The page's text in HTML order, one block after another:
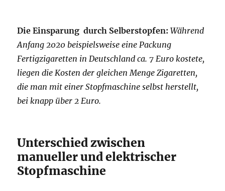
Die Einsparung durch Selberstopfen: Während
Anfang 2020 beispielsweise eine Packung
Fertigzigaretten in Deutschland ca. 7 Euro kostete,
liegen die Kosten der gleichen Menge Zigaretten,
die man mit einer Stopfmaschine selbst herstellt,
bei knapp über 2 Euro.
Unterschied zwischen
manueller und elektrischer
Stopfmaschine